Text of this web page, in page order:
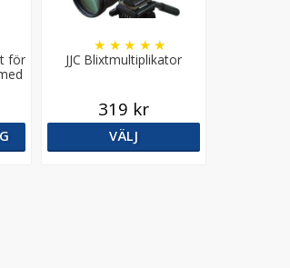
för
JJC Blixtmultiplikator
★ ★ ★ ★ ★
319 kr
VÄLJ